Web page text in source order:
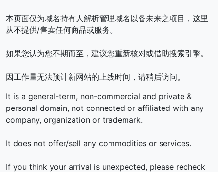
本页面仅为域名持有人解析管理域名以备未来之项目，这里
从不提供/售卖任何商品或服务。
如果您认为您不期而至，建议您重新核对或借助搜索引擎。
因工作量无法预计新网站的上线时间，请稍后访问。
It is a general-term, non-commercial and private &
personal domain, not connected or affiliated with any
company, organization or trademark.
It does not offer/sell any commodities or services.
If you think your arrival is unexpected, please recheck